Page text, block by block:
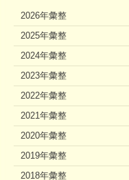
2026年彙整
2025年彙整
2024年彙整
2023年彙整
2022年彙整
2021年彙整
2020年彙整
2019年彙整
2018年彙整